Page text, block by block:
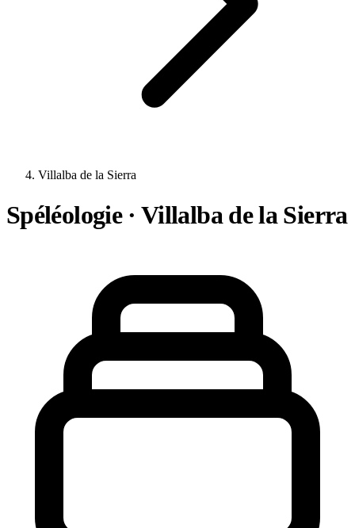
Villalba de la Sierra
Spéléologie · Villalba de la Sierra